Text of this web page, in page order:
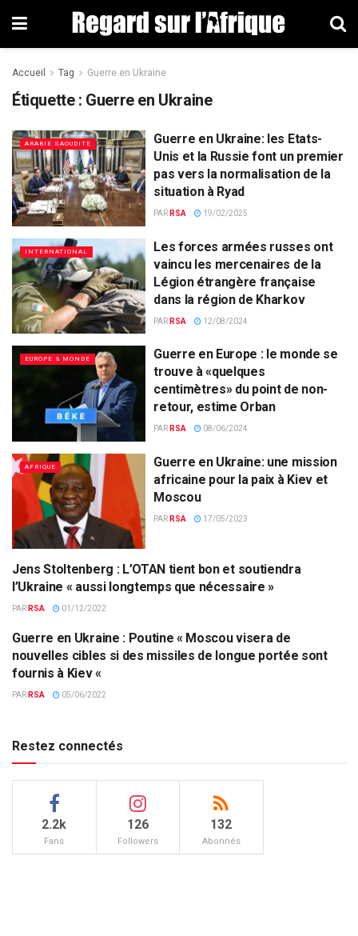
Accueil Tag Guerre en Ukraine
Étiquette : Guerre en Ukraine
ARABIE SAOUDITE
Guerre en Ukraine: les Etats-
Unis et la Russie font un premier
pas vers la normalisation de la
situation à Ryad
PAR RSA 19/02/2025
INTERNATIONAL
Les forces armées russes ont
vaincu les mercenaires de la
Légion étrangère française
dans la région de Kharkov
PAR RSA 12/08/2024
EUROPE & MONDE
Guerre en Europe : le monde se
trouve à «quelques
centimètres» du point de non-
retour, estime Orban
PAR RSA 08/06/2024
AFRIQUE
Guerre en Ukraine: une mission
africaine pour la paix à Kiev et
Moscou
PAR RSA 17/05/2023
EUROPE & MONDE
Jens Stoltenberg : L’OTAN tient bon et soutiendra
l’Ukraine « aussi longtemps que nécessaire »
PAR RSA 01/12/2022
RUSSIE
Guerre en Ukraine : Poutine « Moscou visera de
nouvelles cibles si des missiles de longue portée sont
fournis à Kiev «
PAR RSA 05/06/2022
Restez connectés
2.2k
Fans
126
Followers
132
Abonnés